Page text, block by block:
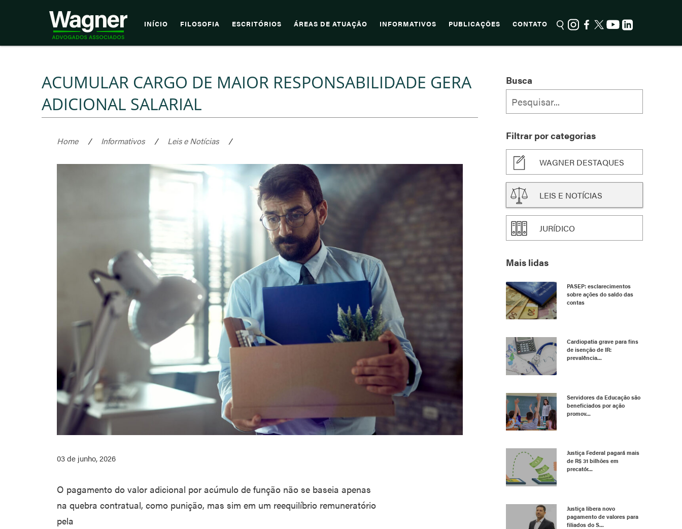
INÍCIO FILOSOFIA ESCRITÓRIOS ÁREAS DE ATUAÇÃO INFORMATIVOS PUBLICAÇÕES CONTATO
ACUMULAR CARGO DE MAIOR RESPONSABILIDADE GERA
ADICIONAL SALARIAL
Home / Informativos / Leis e Notícias /
03 de junho, 2026
O pagamento do valor adicional por acúmulo de função não se baseia apenas
na quebra contratual, como punição, mas sim em um reequilíbrio remuneratório
pela
Busca
Filtrar por categorias
WAGNER DESTAQUES
LEIS E NOTÍCIAS
JURÍDICO
Mais lidas
PASEP: esclarecimentos
sobre ações do saldo das
contas
Cardiopatia grave para fins
de isenção de IR:
prevalência...
Servidores da Educação são
beneficiados por ação
promov...
Justiça Federal pagará mais
de R$ 31 bilhões em
precatór...
Justiça libera novo
pagamento de valores para
filiados do S...